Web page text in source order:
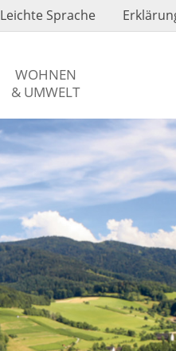
Leichte Sprache
WOHNEN
& UMWELT